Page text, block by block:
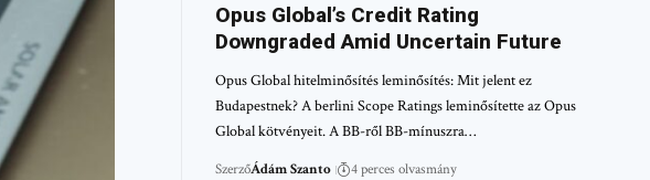
Opus Global’s Credit Rating
Downgraded Amid Uncertain Future
Opus Global hitelminősítés leminősítés: Mit jelent ez
Budapestnek? A berlini Scope Ratings leminősítette az Opus
Global kötvényeit. A BB-ről BB-mínuszra…
SzerzőÁdám Szanto 4 perces olvasmány